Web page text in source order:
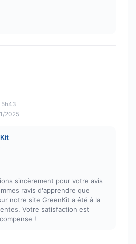
2025
sincèrement pour votre avis
ravis d'apprendre que
notre site GreenKit a été à la
Votre satisfaction est
!